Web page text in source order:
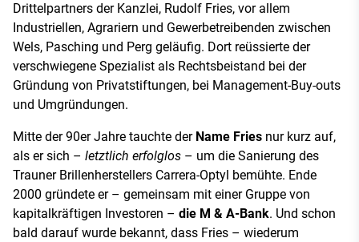
Drittelpartners der Kanzlei, Rudolf Fries, vor allem
Industriellen, Agrariern und Gewerbetreibenden zwischen
Wels, Pasching und Perg geläufig. Dort reüssierte der
verschwiegene Spezialist als Rechtsbeistand bei der
Gründung von Privatstiftungen, bei Management-Buy-outs
und Umgründungen.
Mitte der 90er Jahre tauchte der Name Fries nur kurz auf,
als er sich – letztlich erfolglos – um die Sanierung des
Trauner Brillenherstellers Carrera-Optyl bemühte. Ende
2000 gründete er – gemeinsam mit einer Gruppe von
kapitalkräftigen Investoren – die M & A-Bank. Und schon
bald darauf wurde bekannt, dass Fries – wiederum